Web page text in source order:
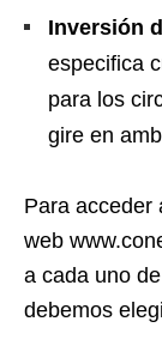
Inversión
especifica
para los
gire en
Para acceder
web
a cada uno
debemos